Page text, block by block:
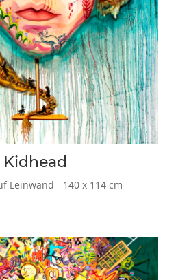
Kidhead
Leinwand - 140 x 114 cm